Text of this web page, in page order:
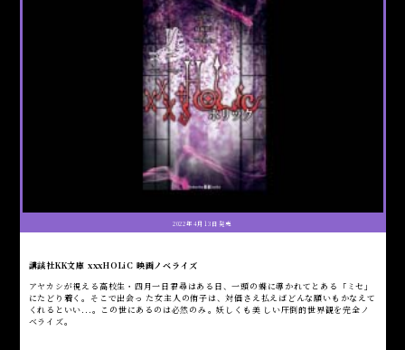
2022年4月13日発売
講談社KK文庫 xxxHOLiC 映画ノベライズ
アヤカシが視える高校生・四月一日君尋はある日、一頭の蝶に導かれてとある「ミセ」
にたどり着く。そこで出会っ た女主人の侑子は、対価さえ払えばどんな願いもかなえて
くれるといい...。この世にあるのは必然のみ。妖しくも美 しい圧倒的世界観を完全ノ
ベライズ。